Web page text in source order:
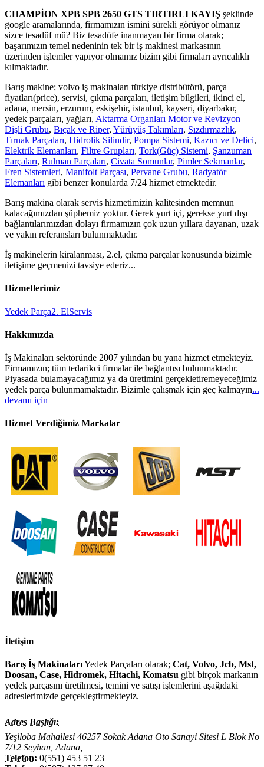
CHAMPİON XPB SPB 2650 GTS TIRTIRLI KAYIŞ şeklinde
google aramalarında, firmamızın ismini sürekli görüyor olmanız
sizce tesadüf mü? Biz tesadüfe inanmayan bir firma olarak;
başarımızın temel nedeninin tek bir iş makinesi markasının
üzerinden işlemler yapıyor olmamız bizim gibi firmaları ayrıcalıklı
kılmaktadır.
Barış makine; volvo iş makinaları türkiye distribütörü, parça
fiyatları(price), servisi, çıkma parçaları, iletişim bilgileri, ikinci el,
adana, mersin, erzurum, eskişehir, istanbul, kayseri, diyarbakır,
yedek parçaları, yağları, Aktarma Organları Motor ve Revizyon
Dişli Grubu, Bıçak ve Riper, Yürüyüş Takımları, Sızdırmazlık,
Tırnak Parçaları, Hidrolik Silindir, Pompa Sistemi, Kazıcı ve Delici,
Elektrik Elemanları, Filtre Grupları, Tork(Güç) Sistemi, Şanzuman
Parçaları, Rulman Parçaları, Civata Somunlar, Pimler Sekmanlar,
Fren Sistemleri, Manifolt Parçası, Pervane Grubu, Radyatör
Elemanları gibi benzer konularda 7/24 hizmet etmektedir.
Barış makina olarak servis hizmetimizin kalitesinden memnun
kalacağımızdan şüphemiz yoktur. Gerek yurt içi, gerekse yurt dışı
bağlantılarımızdan dolayı firmamızın çok uzun yıllara dayanan, uzak
ve yakın referansları bulunmaktadır.
İş makinelerin kiralanması, 2.el, çıkma parçalar konusunda bizimle
iletişime geçmenizi tavsiye ederiz...
Hizmetlerimiz
Yedek Parça2. ElServis
Hakkımızda
İş Makinaları sektöründe 2007 yılından bu yana hizmet etmekteyiz.
Firmamızın; tüm tedarikci firmalar ile bağlantısı bulunmaktadır.
Piyasada bulamayacağımız ya da üretimini gerçekletiremeyeceğimiz
yedek parça bulunmamaktadır. Bizimle çalışmak için geç kalmayın...
devamı için
Hizmet Verdiğimiz Markalar
İletişim
Barış İş MakinalarıYedek Parçaları olarak; Cat, Volvo, Jcb, Mst,
Doosan, Case, Hidromek, Hitachi, Komatsu gibi birçok markanın
yedek parçasını üretilmesi, temini ve satışı işlemlerini aşağıdaki
adreslerimizde gerçekleştirmekteyiz.
Adres Başlığı:
Yeşiloba Mahallesi 46257 Sokak Adana Oto Sanayi Sitesi L Blok No
7/12 Seyhan, Adana,
Telefon: 0(551) 453 51 23